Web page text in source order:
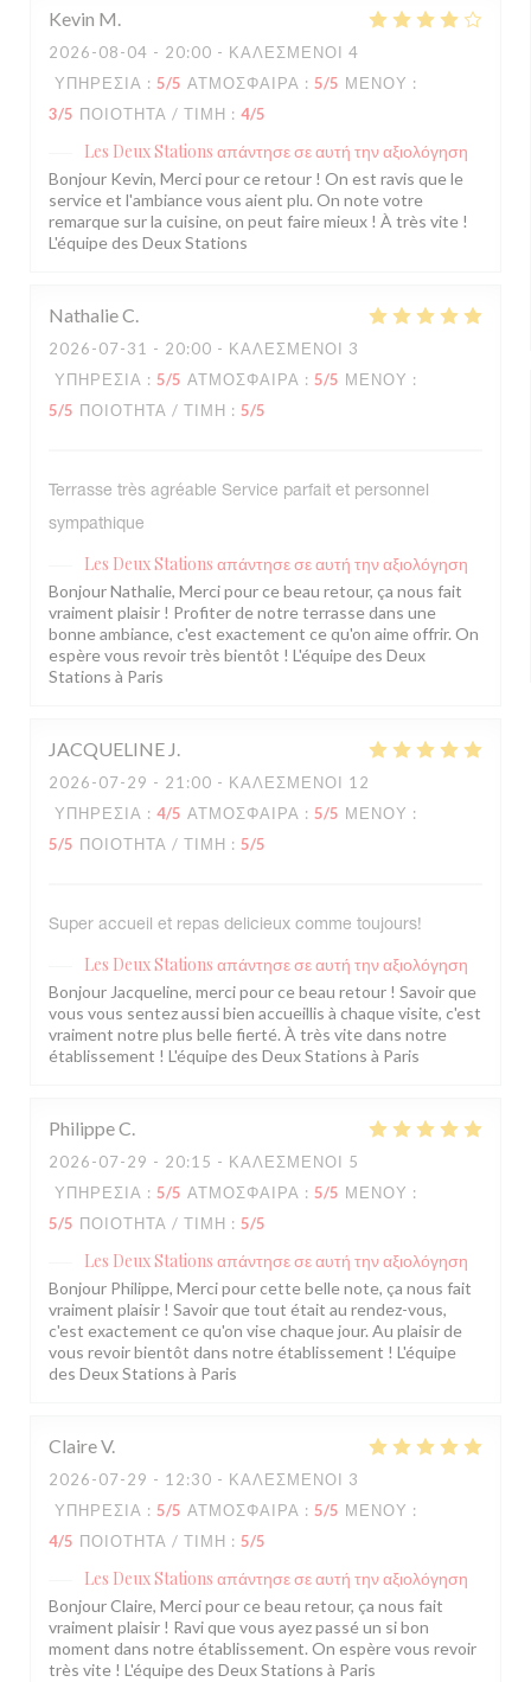
Kevin M
2026-08-04 - 20:00 - ΚΑΛΕΣΜΈΝΟΙ 4
ΥΠΗΡΕΣΊΑ : 5/5 ΑΤΜΌΣΦΑΙΡΑ : 5/5 ΜΕΝΟΎ :
3/5 ΠΟΙΌΤΗΤΑ / ΤΙΜΉ : 4/5
Les Deux Stations απάντησε σε αυτή την αξιολόγηση
Bonjour Kevin, Merci pour ce retour ! On est ravis que le
service et l'ambiance vous aient plu. On note votre
remarque sur la cuisine, on peut faire mieux ! À très vite !
L'équipe des Deux Stations
NathalieC
2026-07-31 - 20:00 - ΚΑΛΕΣΜΈΝΟΙ 3
ΥΠΗΡΕΣΊΑ : 5/5 ΑΤΜΌΣΦΑΙΡΑ : 5/5 ΜΕΝΟΎ :
5/5 ΠΟΙΌΤΗΤΑ / ΤΙΜΉ : 5/5
Terrasse très agréable Service parfait et personnel
sympathique
Les Deux Stations απάντησε σε αυτή την αξιολόγηση
Bonjour Nathalie, Merci pour ce beau retour, ça nous fait
vraiment plaisir ! Profiter de notre terrasse dans une
bonne ambiance, c'est exactement ce qu'on aime offrir. On
espère vous revoir très bientôt ! L'équipe des Deux
Stations à Paris
JACQUELINE J
2026-07-29 - 21:00 - ΚΑΛΕΣΜΈΝΟΙ 12
ΥΠΗΡΕΣΊΑ : 4/5 ΑΤΜΌΣΦΑΙΡΑ : 5/5 ΜΕΝΟΎ :
5/5 ΠΟΙΌΤΗΤΑ / ΤΙΜΉ : 5/5
Super accueil et repas delicieux comme toujours!
Les Deux Stations απάντησε σε αυτή την αξιολόγηση
Bonjour Jacqueline, merci pour ce beau retour ! Savoir que
vous vous sentez aussi bien accueillis à chaque visite, c'est
vraiment notre plus belle fierté. À très vite dans notre
établissement ! L'équipe des Deux Stations à Paris
PhilippeC
2026-07-29 - 20:15 - ΚΑΛΕΣΜΈΝΟΙ 5
ΥΠΗΡΕΣΊΑ : 5/5 ΑΤΜΌΣΦΑΙΡΑ : 5/5 ΜΕΝΟΎ :
5/5 ΠΟΙΌΤΗΤΑ / ΤΙΜΉ : 5/5
Les Deux Stations απάντησε σε αυτή την αξιολόγηση
Bonjour Philippe, Merci pour cette belle note, ça nous fait
vraiment plaisir ! Savoir que tout était au rendez-vous,
c'est exactement ce qu'on vise chaque jour. Au plaisir de
vous revoir bientôt dans notre établissement ! L'équipe
des Deux Stations à Paris
ClaireV
2026-07-29 - 12:30 - ΚΑΛΕΣΜΈΝΟΙ 3
ΥΠΗΡΕΣΊΑ : 5/5 ΑΤΜΌΣΦΑΙΡΑ : 5/5 ΜΕΝΟΎ :
4/5 ΠΟΙΌΤΗΤΑ / ΤΙΜΉ : 5/5
Les Deux Stations απάντησε σε αυτή την αξιολόγηση
Bonjour Claire, Merci pour ce beau retour, ça nous fait
vraiment plaisir ! Ravi que vous ayez passé un si bon
moment dans notre établissement. On espère vous revoir
très vite ! L'équipe des Deux Stations à Paris